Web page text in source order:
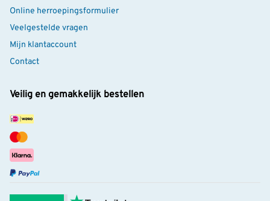
Online herroepingsformulier
Veelgestelde vragen
Mijn klantaccount
Contact
Veilig en gemakkelijk bestellen